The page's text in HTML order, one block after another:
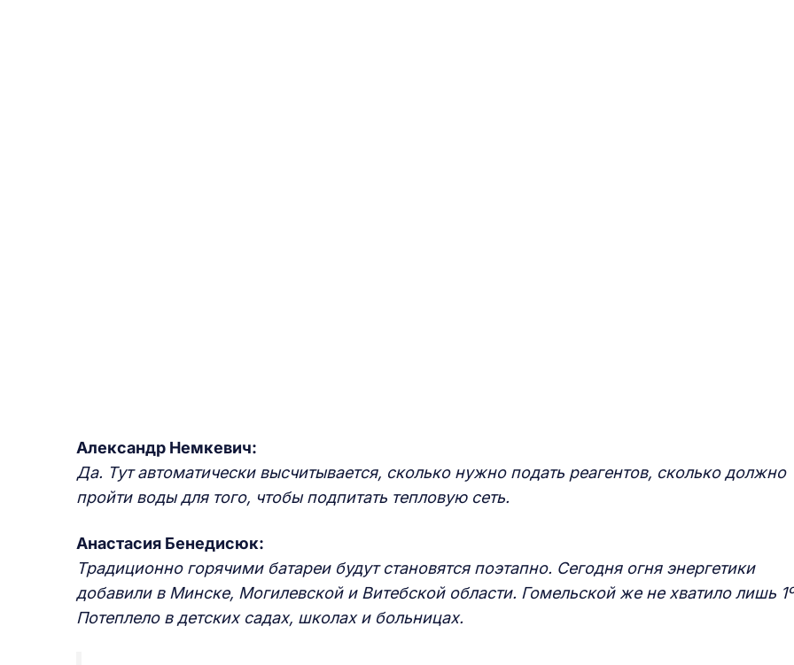
Александр Немкевич:
Да. Тут автоматически высчитывается, сколько нужно подать реагентов, сколько должно
пройти воды для того, чтобы подпитать тепловую сеть.
Анастасия Бенедисюк:
Традиционно горячими батареи будут становятся поэтапно. Сегодня огня энергетики
добавили в Минске, Могилевской и Витебской области. Гомельской же не хватило лишь
Потеплело в детских садах, школах и больницах.